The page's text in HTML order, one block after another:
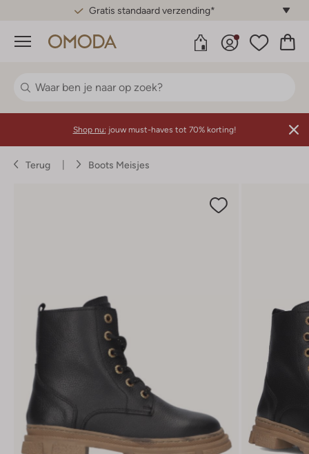
Gratis standaard verzending*
Menu
Shop nu: jouw must-haves tot 70% korting!
Terug Boots Meisjes